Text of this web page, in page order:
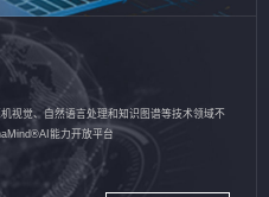
视觉、自然语言处理和知识图谱等技术领域不
能力开放平台